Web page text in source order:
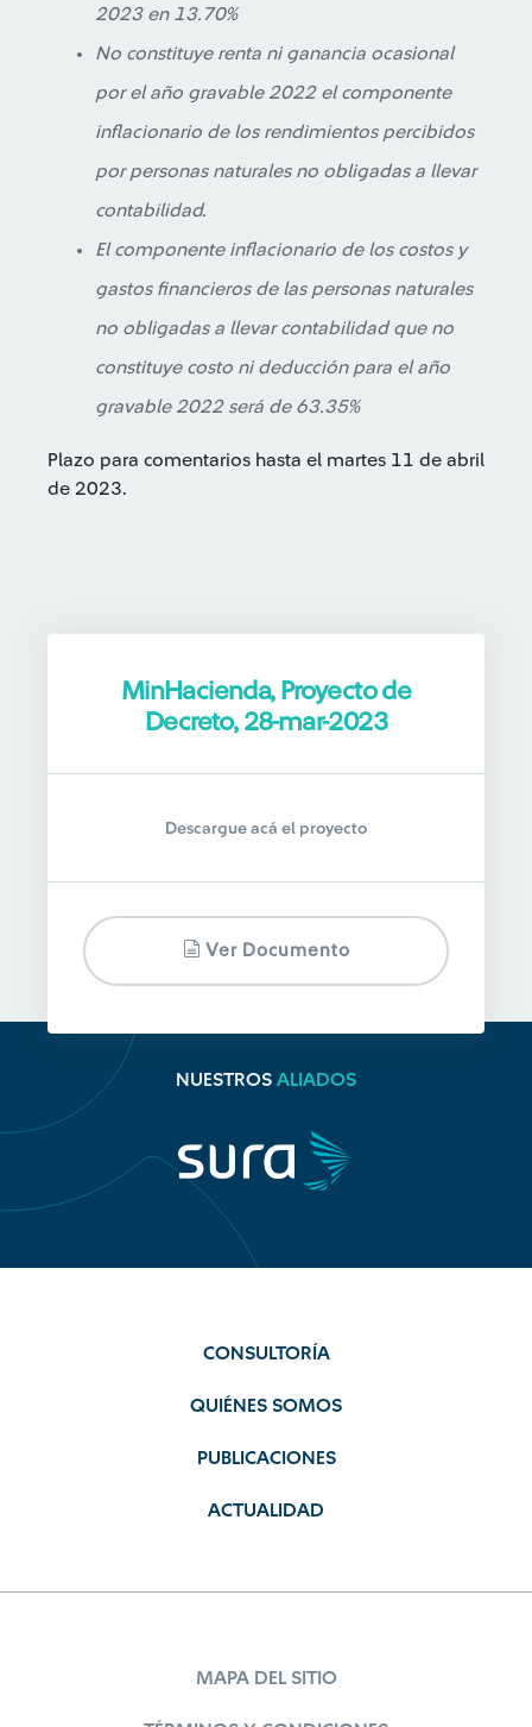
2023 en 13.70%
No constituye renta ni ganancia ocasional
por el año gravable 2022 el componente
inflacionario de los rendimientos percibidos
por personas naturales no obligadas a llevar
contabilidad.
El componente inflacionario de los costos y
gastos financieros de las personas naturales
no obligadas a llevar contabilidad que no
constituye costo ni deducción para el año
gravable 2022 será de 63.35%
Plazo para comentarios hasta el martes 11 de abril
de 2023.
MinHacienda, Proyecto de
Decreto, 28-mar-2023
Descargue acá el proyecto
Ver Documento
NUESTROS ALIADOS
CONSULTORÍA
QUIÉNES SOMOS
PUBLICACIONES
ACTUALIDAD
MAPA DEL SITIO